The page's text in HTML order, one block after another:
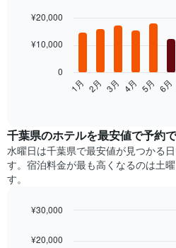
chart
12
bars.
月
ご
と
の
の
均
graphic.
1月 2月 3月 4月 5月 6月
0
¥10,000
¥20,000
千葉県​の​ホテルを最安値で予約
水曜日は千葉県で​最安値が見つかる
す。宿泊料金が最も高くなるのは土
す。
chart
graphic.
¥20,000
¥30,000